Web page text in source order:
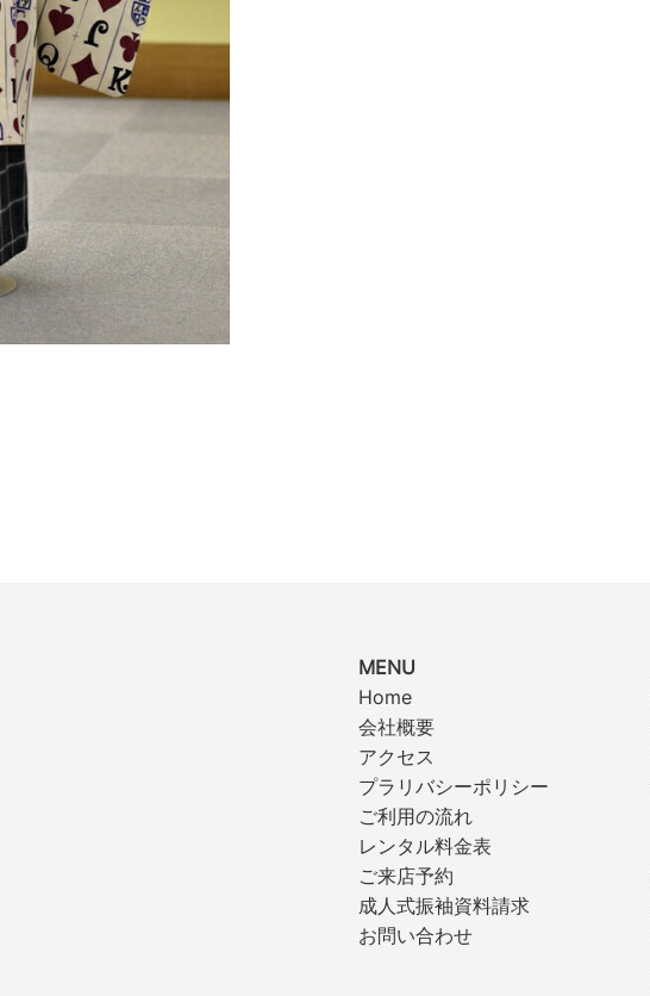
MENU
Home
会社概要
アクセス
プラリバシーポリシー
ご利用の流れ
レンタル料金表
ご来店予約
成人式振袖資料請求
お問い合わせ